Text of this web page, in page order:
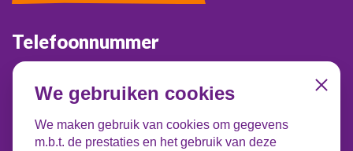
Telefoonnummer
085 - 0664000
Maandag t/m donderdag van 09.00-12.30 uur en 13.30-16.00
Voor vragen over een aanvraag neem je contact op met je lokale
Leergeldstichting!
We gebruiken cookies
We maken gebruik van cookies om gegevens
m.b.t. de prestaties en het gebruik van deze
Close